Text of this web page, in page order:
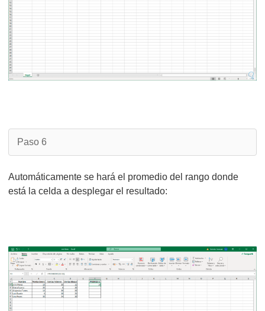
Paso 6
Automáticamente se hará el promedio del rango donde
está la celda a desplegar el resultado: